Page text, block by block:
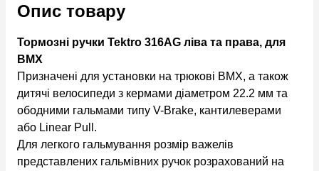
Опис товару
Тормозні ручки Tektro 316AG ліва та права, для
BMX
Призначені для установки на трюкові BMX, а також
дитячі велосипеди з кермами діаметром 22.2 мм та
ободними гальмами типу V-Brake, кантилеверами
або Linear Pull.
Для легкого гальмування розмір важелів
представлених гальмівних ручок розрахований на